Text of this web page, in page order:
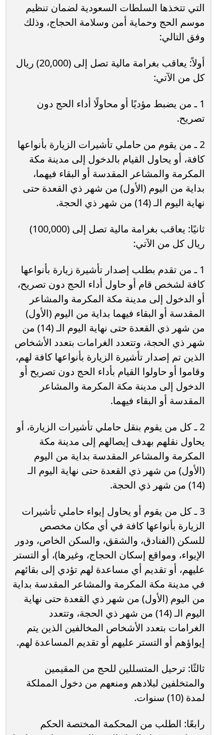
التي تتخذها السلطات السعودية لضمان تنظيم
موسم الحج وحماية أمن وسلامة الحجاج، وذلك
وفق التالي:
أولاً: يعاقب بغرامة مالية تصل إلى (20,000) ريال
كل من الآتي:
1 ـ من يضبط مؤديًا أو محاولًا أداء الحج دون
تصريح.
2 ـ من يقوم من حاملي تأشيرات الزيارة بأنواعها
كافة، أو يحاول القيام بالدخول إلى مدينة مكة
المكرمة والمشاعر المقدسة أو البقاء فيهما،
بداية من اليوم (الأول) من شهر ذي القعدة حتى
نهاية اليوم الـ (14) من شهر ذي الحجة.
ثانيًا: يعاقب بغرامة مالية تصل إلى (100,000)
ريال كل من الآتي:
1 ـ من تقدم بطلب إصدار تأشيرة زيارة بأنواعها
كافة لشخص قام أو حاول أداء الحج دون تصريح،
أو الدخول إلى مدينة مكة المكرمة والمشاعر
المقدسة أو البقاء فيهما بداية من اليوم (الأول)
من شهر ذي القعدة حتى نهاية اليوم الـ (14) من
شهر ذي الحجة، وتتعدد الغرامات بتعدد الأشخاص
الذين تم إصدار تأشيرة الزيارة بأنواعها كافة لهم،
وقاموا أو حاولوا القيام بأداء الحج دون تصريح أو
الدخول إلى مدينة مكة المكرمة والمشاعر
المقدسة أو البقاء فيهما.
2 ـ كل من يقوم بنقل حاملي تأشيرات الزيارة، أو
يحاول نقلهم بهدف إيصالهم إلى مدينة مكة
المكرمة والمشاعر المقدسة بداية من اليوم
(الأول) من شهر ذي القعدة حتى نهاية اليوم الـ
(14) من شهر ذي الحجة.
3 ـ كل من يقوم أو يحاول إيواء حاملي تأشيرات
الزيارة بأنواعها كافة في أي مكان مخصص
للسكن (الفنادق، والشقق، والسكن الخاص، ودور
الإيواء، ومواقع إسكان الحجاج، وغيرها)، أو التستر
عليهم، أو تقديم أي مساعدة لهم تؤدي إلى بقائهم
في مدينة مكة المكرمة والمشاعر المقدسة بداية
من اليوم (الأول) من شهر ذي القعدة حتى نهاية
اليوم الـ (14) من شهر ذي الحجة، وتتعدد
الغرامات بتعدد الأشخاص المخالفين الذين يتم
إيواؤهم أو التستر عليهم أو تقديم المساعدة لهم.
ثالثًا: ترحيل المتسللين للحج من المقيمين
والمتخلفين لبلادهم ومنعهم من دخول المملكة
لمدة (10) سنوات.
رابعًا: الطلب من المحكمة المختصة الحكم